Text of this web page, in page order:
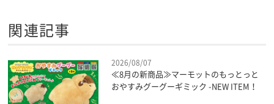
関連記事
2026/08/07
≪8月の新商品≫マーモットのもっとっと
おやすみグーグーギミック -NEW ITEM！